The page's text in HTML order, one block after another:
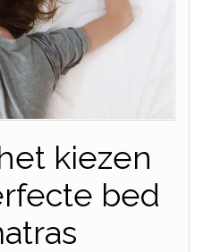
kiezen
bed